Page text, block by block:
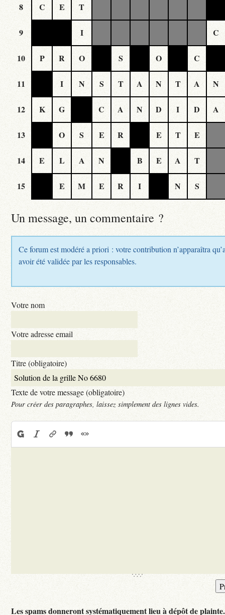
8 C E T
9 I C
10 P R O S O C
11 I N S T A N T A N
12 K G C A N D I D A
13 O S E R E T E
14 E L A N B E A T
15 E M E R I N S
Un message, un commentaire ?
Ce forum est modéré a priori : votre contribution n’apparaîtra
avoir été validée par les responsables.
Votre nom
Votre adresse email
Titre (obligatoire)
Texte de votre message (obligatoire)
Pour créer des paragraphes, laissez simplement des lignes vides.
Les spams donneront systématiquement lieu à dépôt de